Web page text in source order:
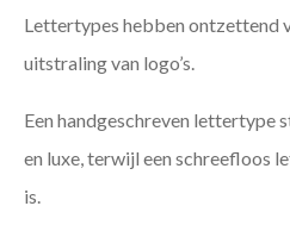
Lettertypes hebben ontzettend
uitstraling van logo’s.
Een handgeschreven lettertype
en luxe, terwijl een schreefloos
is.